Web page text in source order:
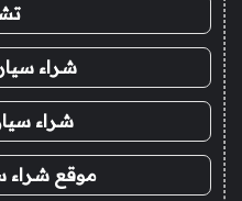
شراء
شراء
موقع شراء